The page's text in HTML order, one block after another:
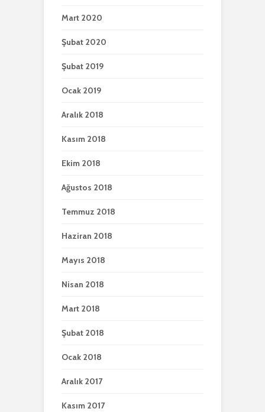
Mart 2020
Şubat 2020
Şubat 2019
Ocak 2019
Aralık 2018
Kasım 2018
Ekim 2018
Ağustos 2018
Temmuz 2018
Haziran 2018
Mayıs 2018
Nisan 2018
Mart 2018
Şubat 2018
Ocak 2018
Aralık 2017
Kasım 2017